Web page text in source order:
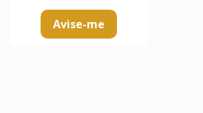
Avise-me